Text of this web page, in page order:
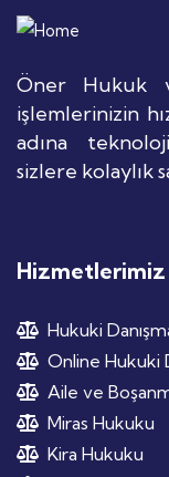
Öner Hukuk
işlemlerinizin
adına
sizlere kolaylık
Hizmetlerimiz
Hukuki
Online Hukuki
Aile ve
Miras Hukuku
Kira Hukuku